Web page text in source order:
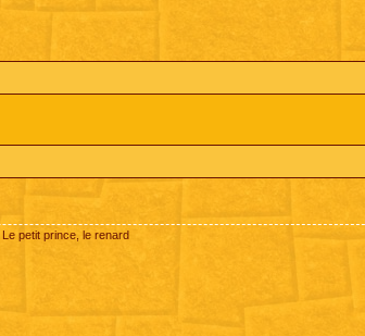
Le petit prince, le renard